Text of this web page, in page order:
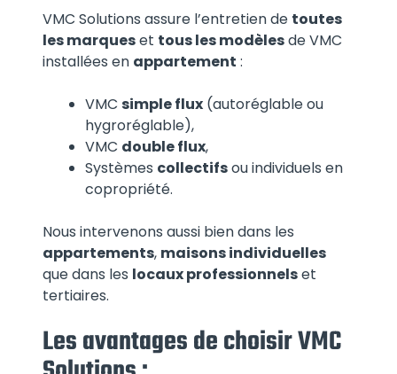
VMC Solutions assure l’entretien de toutes
les marqueset tous les modèlesde VMC
installées en appartement :
VMC simple flux (autoréglable ou
hygroréglable),
VMC double flux,
Systèmes collectifsou individuels en
copropriété.
Nous intervenons aussi bien dans les
appartements, maisons individuelles
que dans les locaux professionnelset
tertiaires.
Les avantages de choisir VMC